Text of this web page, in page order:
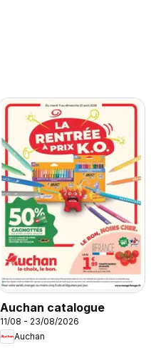
Auchan catalogue
11/08 - 23/08/2026
Auchan